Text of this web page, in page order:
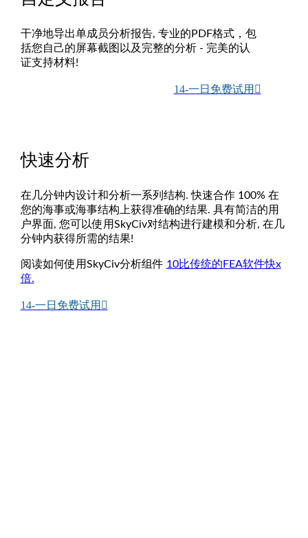
干净地导出单成员分析报告, 专业的PDF格式，包
括您自己的屏幕截图以及完整的分析 - 完美的认
证支持材料!
14-一日免费试用
快速分析
在几分钟内设计和分析一系列结构. 快速合作 100% 在
您的海事或海事结构上获得准确的结果. 具有简洁的用
户界面, 您可以使用SkyCiv对结构进行建模和分析, 在几
分钟内获得所需的结果!
阅读如何使用SkyCiv分析组件 10比传统的FEA软件快x
倍.
14-一日免费试用